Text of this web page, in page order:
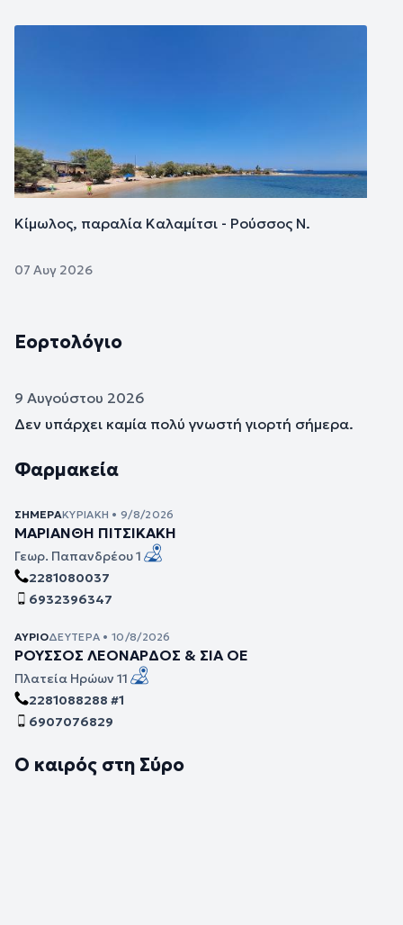
Κίμωλος, παραλία Καλαμίτσι - Ρούσσος Ν.
07 Αυγ 2026
Εορτολόγιο
9 Αυγούστου 2026
Δεν υπάρχει καμία πολύ γνωστή γιορτή σήμερα.
Φαρμακεία
ΣΉΜΕΡΑΚΥΡΙΑΚΉ • 9/8/2026
ΜΑΡΙΑΝΘΗ ΠΙΤΣΙΚΑΚΗ
Γεωρ. Παπανδρέου 1
2281080037
6932396347
ΑΎΡΙΟΔΕΥΤΈΡΑ • 10/8/2026
ΡΟΥΣΣΟΣ ΛΕΟΝΑΡΔΟΣ & ΣΙΑ ΟΕ
Πλατεία Ηρώων 11
2281088288 #1
6907076829
Ο καιρός στη Σύρο